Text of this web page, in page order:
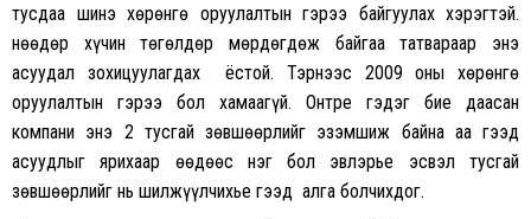
тусдаа шинэ хөрөнгө оруулалтын гэрээ байгуулах хэрэгтэй.
Өнөөдөр хүчин төгөлдөр мөрдөгдөж байгаа татвараар энэ
асуудал зохицуулагдах ёстой. Тэрнээс 2009 оны хөрөнгө
оруулалтын гэрээ бол хамаагүй. Онтре гэдэг бие даасан
компани энэ 2 тусгай зөвшөөрлийг эзэмшиж байна аа гээд
асуудлыг ярихаар өөдөөс нэг бол эвлэрье эсвэл тусгай
зөвшөөрлийг нь шилжүүлчихье гээд алга болчихдог.